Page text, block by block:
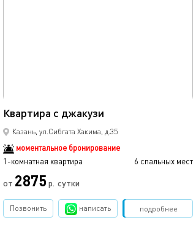
Квартира с джакузи
Казань, ул.Сибгата Хакима, д.35
моментальное бронирование
1-комнатная квартира
6 спальных мест
от 2875р. сутки
подробнее
Позвонить написать Забронировать